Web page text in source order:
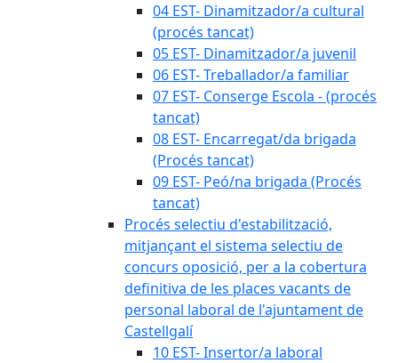
04 EST- Dinamitzador/a cultural
(procés tancat)
05 EST- Dinamitzador/a juvenil
06 EST- Treballador/a familiar
07 EST- Conserge Escola - (procés
tancat)
08 EST- Encarregat/da brigada
(Procés tancat)
09 EST- Peó/na brigada (Procés
tancat)
Procés selectiu d'estabilització,
mitjançant el sistema selectiu de
concurs oposició, per a la cobertura
definitiva de les places vacants de
personal laboral de l'ajuntament de
Castellgalí
10 EST- Insertor/a laboral